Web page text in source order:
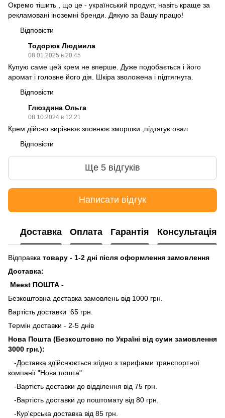
Окремо тішить , що це - український продукт, навіть краще за
рекламовані іноземні бренди. Дякую за Вашу працю!
Відповісти
Тодорюк Людмила
08.01.2025 в 20:45
Купую саме цей крем не вперше. Дуже подобається і його
аромат і головне його дія. Шкіра зволожена і підтягнута.
Відповісти
Глюздина Ольга
08.10.2024 в 12:21
Крем дійсно вирівнює зповнює зморшки ,підтягує овал
Відповісти
Ще 5 відгуків
Написати відгук
Доставка Оплата Гарантія Консультація
Відправка товару - 1-2 дні після оформлення замовлення
Доставка:
Meest ПОШТА -
Безкоштовна доставка замовлень від 1000 грн.
Вартість доставки 65 грн.
Термін доставки - 2-5 днів
Нова Пошта (Безкоштовно по Україні від суми замовлення
3000 грн.):
-Доставка здійснюється згідно з тарифами транспортної
компанії "Нова пошта"
-Вартість доставки до відділення від 75 грн.
-Вартість доставки до поштомату від 80 грн.
-Кур'єрська доставка від 85 грн.